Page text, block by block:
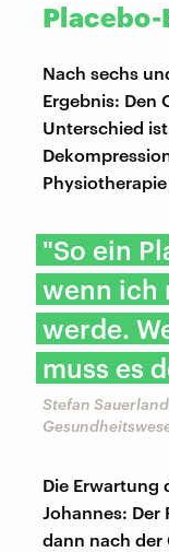
Nach sechs
Ergebnis: Den
Unterschied
"So ein
wenn ich
werde.
muss es
Stefan
Die Erwartung
Johannes: Der
dann nach der